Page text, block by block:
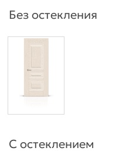
Без остекления
С остеклением